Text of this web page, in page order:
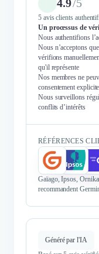
4.9/5
5 avis clients
Un processus de
Nous authentifions
Nous n’acceptons
vérifions
qu'il représente
Nos membres ne
consentement
Nous surveillons
conflits d’intérêts
RÉFÉRENCES
Gaïago, Ipsos,
recommandent
Généré par l'IA